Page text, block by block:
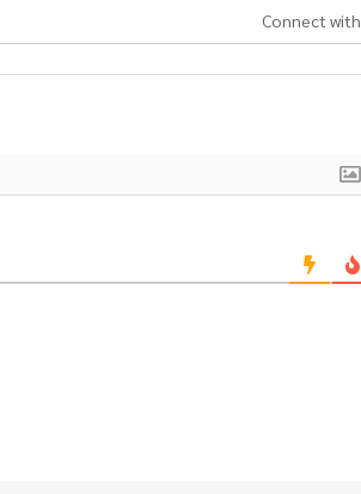
Connect with